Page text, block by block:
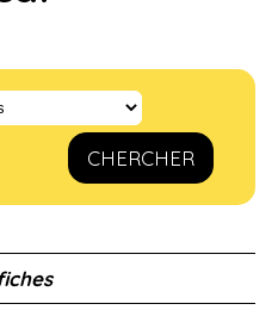
CHERCHER